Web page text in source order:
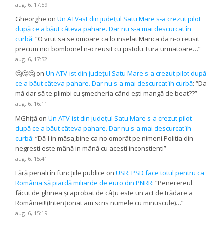
aug. 6, 17:59
Gheorghe onUn ATV-ist din județul Satu Mare s-a crezut pilot
după ce a băut câteva pahare. Dar nu s-a mai descurcat în
curbă: “O vrut sa se omoare ca lo inselat Marica da n-o reusit
precum nici bombonel n-o reusit cu pistolu.Tura urmatoare…”
aug. 6, 17:52
🤔🤔🤔 onUn ATV-ist din județul Satu Mare s-a crezut pilot după
ce a băut câteva pahare. Dar nu s-a mai descurcat în curbă: “Da
mă dar să te plimbi cu șmecheria când ești mangă de beat??”
aug. 6, 16:11
MGhiță onUn ATV-ist din județul Satu Mare s-a crezut pilot
după ce a băut câteva pahare. Dar nu s-a mai descurcat în
curbă: “Dă-l in măsa,bine ca no omorât pe nimeni.Politia din
negresti este mână in mână cu acesti inconstienti”
aug. 6, 15:41
Fără penali în funcțiile publice onUSR: PSD face totul pentru ca
România să piardă miliarde de euro din PNRR: “Penerereul
făcut de ghinea și aprobat de câțu este un act de trădare a
României!!(Intenționat am scris numele cu minuscule)…”
aug. 6, 15:19